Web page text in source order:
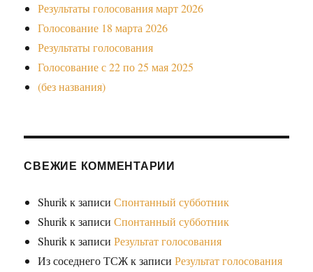
Результаты голосования март 2026
Голосование 18 марта 2026
Результаты голосования
Голосование с 22 по 25 мая 2025
(без названия)
СВЕЖИЕ КОММЕНТАРИИ
Shurikк записиСпонтанный субботник
Shurikк записиСпонтанный субботник
Shurikк записиРезультат голосования
Из соседнего ТСЖк записиРезультат голосования